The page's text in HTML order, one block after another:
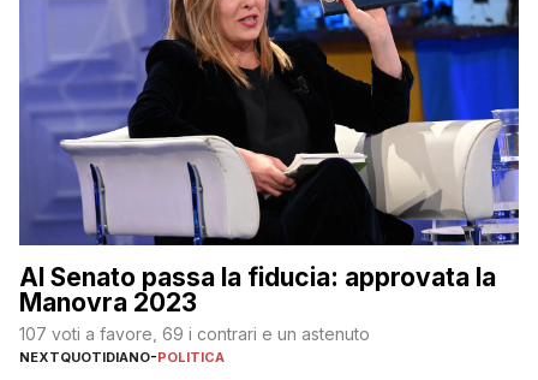
Al Senato passa la fiducia: approvata la
Manovra 2023
107 voti a favore, 69 i contrari e un astenuto
NEXTQUOTIDIANO-POLITICA